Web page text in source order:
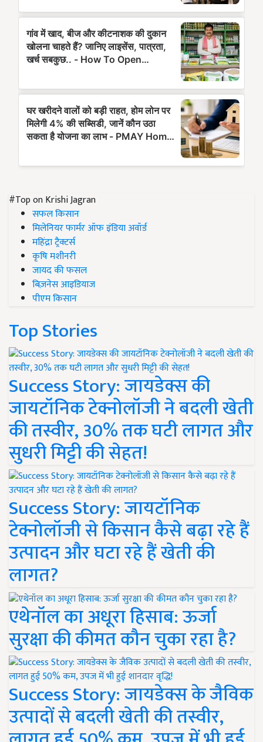
#Top on Krishi Jagran
सफल किसान
मिलेनियर फार्मर ऑफ इंडिया अवॉर्ड
महिंद्रा ट्रैक्टर्स
कृषि मशीनरी
जायद की फसल
बिज़नेस आइडियाज
पीएम किसान
Top Stories
Success Story: जायडेक्स की
जायटॉनिक टेक्नोलॉजी ने बदली खेती
की तस्वीर, 30% तक घटी लागत और
सुधरी मिट्टी की सेहत!
Success Story: जायटॉनिक
टेक्नोलॉजी से किसान कैसे बढ़ा रहे हैं
उत्पादन और घटा रहे हैं खेती की
लागत?
एथेनॉल का अधूरा हिसाब: ऊर्जा
सुरक्षा की कीमत कौन चुका रहा है?
Success Story: जायडेक्स के जैविक
उत्पादों से बदली खेती की तस्वीर,